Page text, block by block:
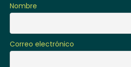
Nombre
Correo electrónico